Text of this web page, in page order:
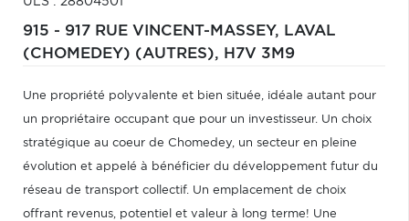
915 - 917 RUE VINCENT-MASSEY, LAVAL
(CHOMEDEY) (AUTRES), H7V 3M9
Une propriété polyvalente et bien située, idéale autant pour
un propriétaire occupant que pour un investisseur. Un choix
stratégique au coeur de Chomedey, un secteur en pleine
évolution et appelé à bénéficier du développement futur du
réseau de transport collectif. Un emplacement de choix
offrant revenus, potentiel et valeur à long terme! Une